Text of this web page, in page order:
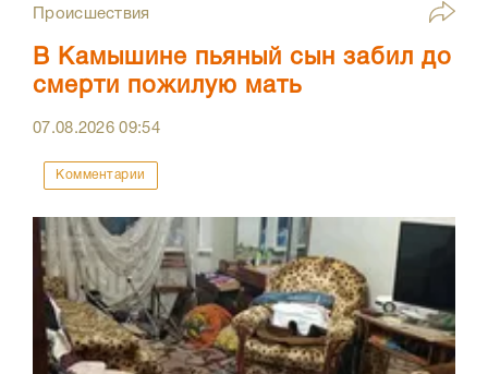
Происшествия
В Камышине пьяный сын забил до
смерти пожилую мать
07.08.202609:54
Комментарии